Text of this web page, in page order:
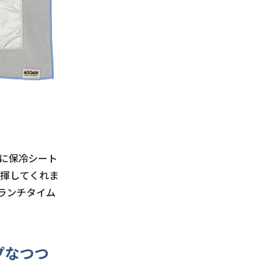
保冷シート
してくれま
ンチタイム
つつ